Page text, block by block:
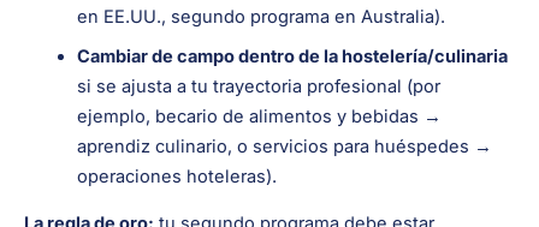
en EE.UU., segundo programa en Australia).
Cambiar de campo dentro de la hostelería/culinaria
si se ajusta a tu trayectoria profesional (por
ejemplo, becario de alimentos y bebidas →
aprendiz culinario, o servicios para huéspedes →
operaciones hoteleras).